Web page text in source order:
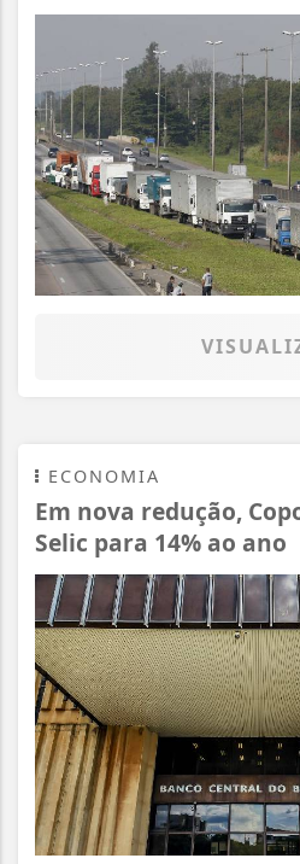
ECONOMIA
Em nova redução,
Selic para 14% ao ano